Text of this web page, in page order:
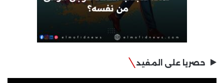
حصريا على المفيد